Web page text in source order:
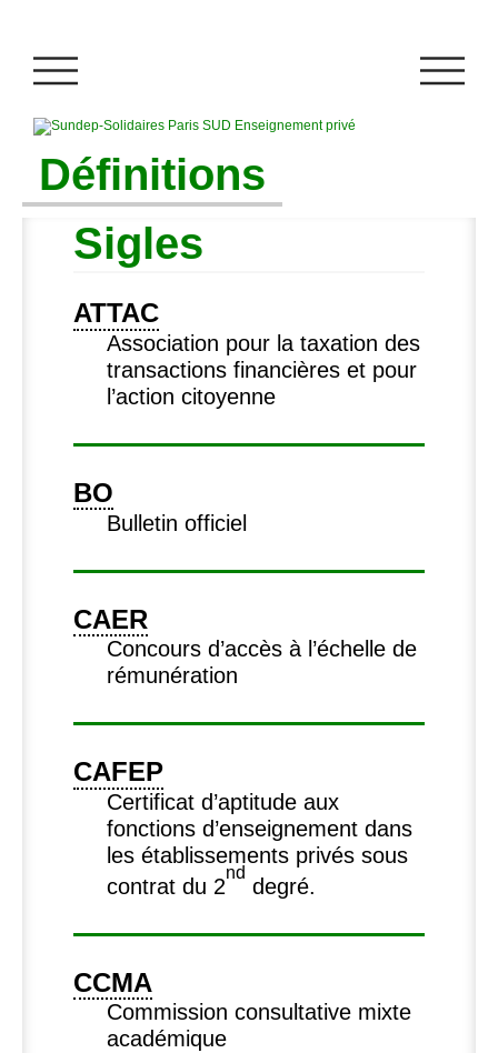
Définitions
Sigles
ATTAC
Association pour la taxation des
transactions financières et pour
l’action citoyenne
BO
Bulletin officiel
CAER
Concours d’accès à l’échelle de
rémunération
CAFEP
Certificat d’aptitude aux
fonctions d’enseignement dans
les établissements privés sous
contrat du 2
nd
degré.
CCMA
Commission consultative mixte
académique